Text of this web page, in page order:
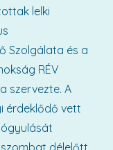
lelki
Szolgálata és a
RÉV
szervezte. A
érdeklődő vett